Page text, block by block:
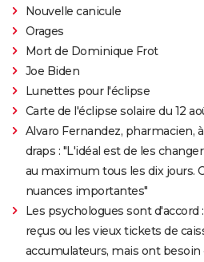
Nouvelle canicule
Orages
Mort de Dominique Frot
Joe Biden
Lunettes pour l'éclipse
Carte de l'éclipse solaire du 12
Alvaro Fernandez, pharmacien,
draps : "L'idéal est de les
au maximum tous les dix jours.
nuances importantes"
Les psychologues sont d'accord
reçus ou les vieux tickets de
accumulateurs, mais ont besoin